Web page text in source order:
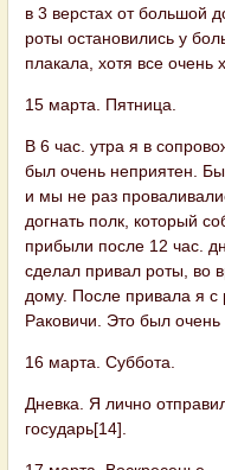
в 3 верстах от большой
роты остановились у
плакала, хотя все
15 марта. Пятница.
В 6 час. утра я в
был очень неприятен.
и мы не раз
догнать полк, который
прибыли после 12 час.
сделал привал роты, во
дому. После привала я с
Раковичи. Это был
16 марта. Суббота.
Дневка. Я лично
государь[14].